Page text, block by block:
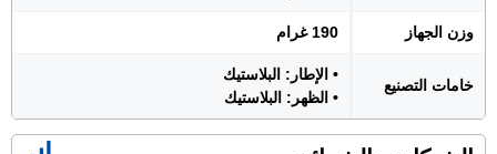
وزن الجهاز 190 غرام
خامات التصنيع
• الإطار: البلاستيك
• الظهر: البلاستيك